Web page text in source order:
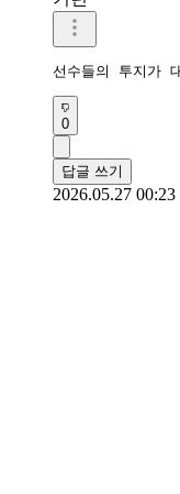
선수들의 투지가
0
답글 쓰기
2026.05.27 00:23